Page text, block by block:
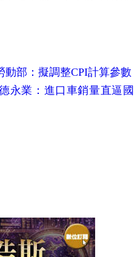
部：擬調整CPI計算參數
永業：進口車銷量直逼國